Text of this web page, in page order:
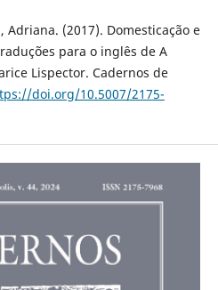
Adriana. (2017). Domesticação e
para o inglês de A
Lispector. Cadernos de
doi.org/10.5007/2175-